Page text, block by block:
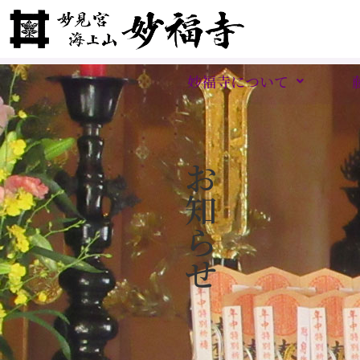
妙福寺について
お
知
ら
せ